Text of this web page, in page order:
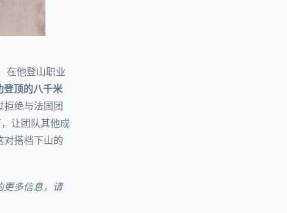
在他登山职业
登顶的八千米
拒绝与法国团
让团队其他成
对搭档下山的
更多信息，请